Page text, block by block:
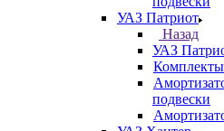
УАЗ Патриот
Назад
УАЗ
подвески